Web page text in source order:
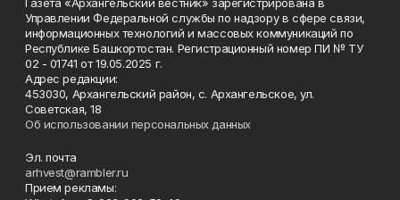
Управлении Федеральной службы по надзору в сфере связи,
информационных технологий и массовых коммуникаций по
Республике Башкортостан. Регистрационный номер ПИ № ТУ
02 - 01741 от 19.05.2025 г.
Адрес редакции:
453030, Архангельский район, с. Архангельское, ул.
Советская, 18
Об использовании персональных данных
Эл. почта
arhvest@rambler.ru
Прием рекламы: